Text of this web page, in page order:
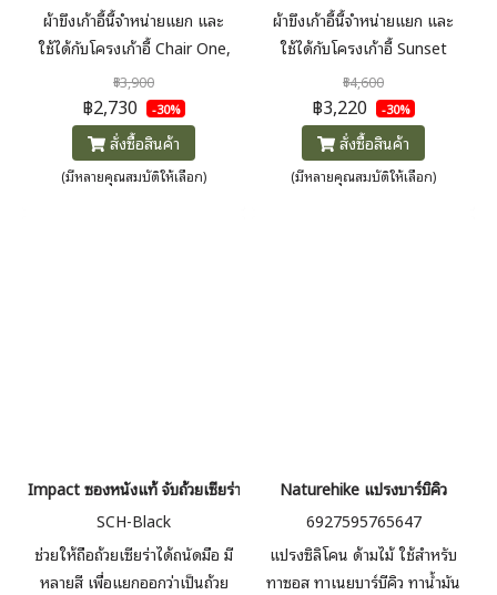
ผ้าขึงเก้าอี้นี้จำหน่ายแยก และ
ใช้ได้กับโครงเก้าอี้ Chair One,
Tactical Chair, and Chair One
Home Frame
฿3,900
฿2,730 -30%
สั่งซื้อสินค้า
(มีหลายคุณสมบัติให้เลือก)
ผ้าขึงเก้าอี้นี้จำหน่ายแยก และ
ใช้ได้กับโครงเก้าอี้ Sunset
Chair, Tactical Sunset Chair,
Sunset Chair Home, และ
Beach Chair
฿4,600
฿3,220 -30%
สั่งซื้อสินค้า
(มีหลายคุณสมบัติให้เลือก)
Impact ซองหนังแท้ จับถ้วยเซียร่าพร้อมสายห้อย
SCH-Black
ช่วยให้ถือถ้วยเซียร่าได้ถนัดมือ มี
หลายสี เพื่อแยกออกว่าเป็นถ้วย
Naturehike แปรงบาร์บิคิว
6927595765647
แปรงซิลิโคน ด้ามไม้ ใช้สำหรับ
ทาซอส ทาเนยบาร์บีคิว ทาน้ำมัน